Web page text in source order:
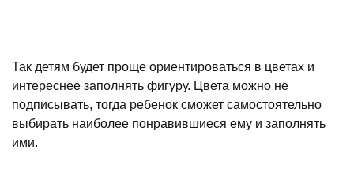
Так детям будет проще ориентироваться в цветах и
интереснее заполнять фигуру. Цвета можно не
подписывать, тогда ребенок сможет самостоятельно
выбирать наиболее понравившиеся ему и заполнять
ими.